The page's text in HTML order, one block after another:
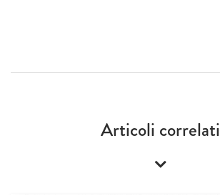
Articoli correlati